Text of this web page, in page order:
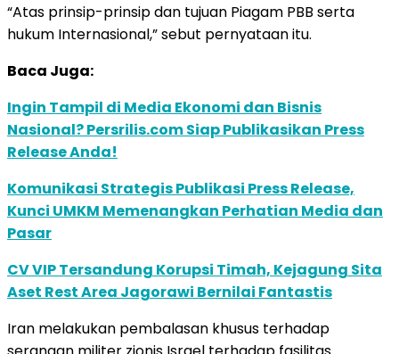
“Atas prinsip-prinsip dan tujuan Piagam PBB serta
hukum Internasional,” sebut pernyataan itu.
Baca Juga:
Ingin Tampil di Media Ekonomi dan Bisnis
Nasional? Persrilis.com Siap Publikasikan Press
Release Anda!
Komunikasi Strategis Publikasi Press Release,
Kunci UMKM Memenangkan Perhatian Media dan
Pasar
CV VIP Tersandung Korupsi Timah, Kejagung Sita
Aset Rest Area Jagorawi Bernilai Fantastis
Iran melakukan pembalasan khusus terhadap